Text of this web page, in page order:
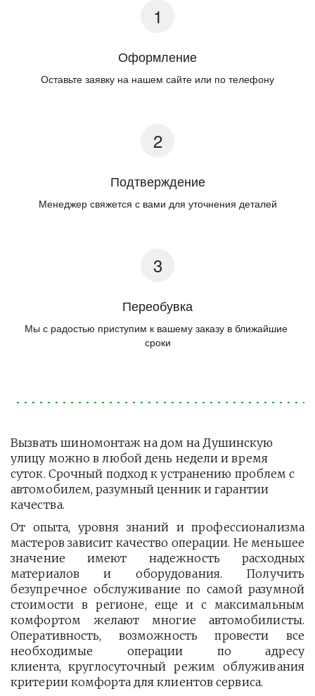
Оформление
Оставьте заявку на нашем сайте или по телефону
Подтверждение
Менеджер свяжется с вами для уточнения деталей
Переобувка
Мы с радостью приступим к вашему заказу в ближайшие
сроки
Вызвать шиномонтаж на дом на Душинскую
улицу можно в любой день недели и время
суток. Срочный подход к устранению проблем с
автомобилем, разумный ценник и гарантии
качества.
От опыта, уровня знаний и профессионализма
мастеров зависит качество операции. Не меньшее
значение имеют надежность расходных
материалов и оборудования. Получить
безупречное обслуживание по самой разумной
стоимости в регионе, еще и с максимальным
комфортом желают многие автомобилисты.
Оперативность, возможность провести все
необходимые операции по адресу
клиента, круглосуточный режим облуживания
критерии комфорта для клиентов сервиса.